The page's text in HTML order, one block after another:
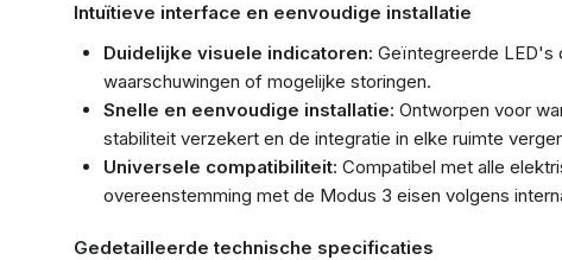
Intuïtieve interface en eenvoudige installatie
Duidelijke visuele indicatoren: Geïntegreerde LED's
waarschuwingen of mogelijke storingen.
Snelle en eenvoudige installatie: Ontworpen voor
stabiliteit verzekert en de integratie in elke ruimte
Universele compatibiliteit: Compatibel met alle
overeenstemming met de Modus 3 eisen volgens
Gedetailleerde technische specificaties